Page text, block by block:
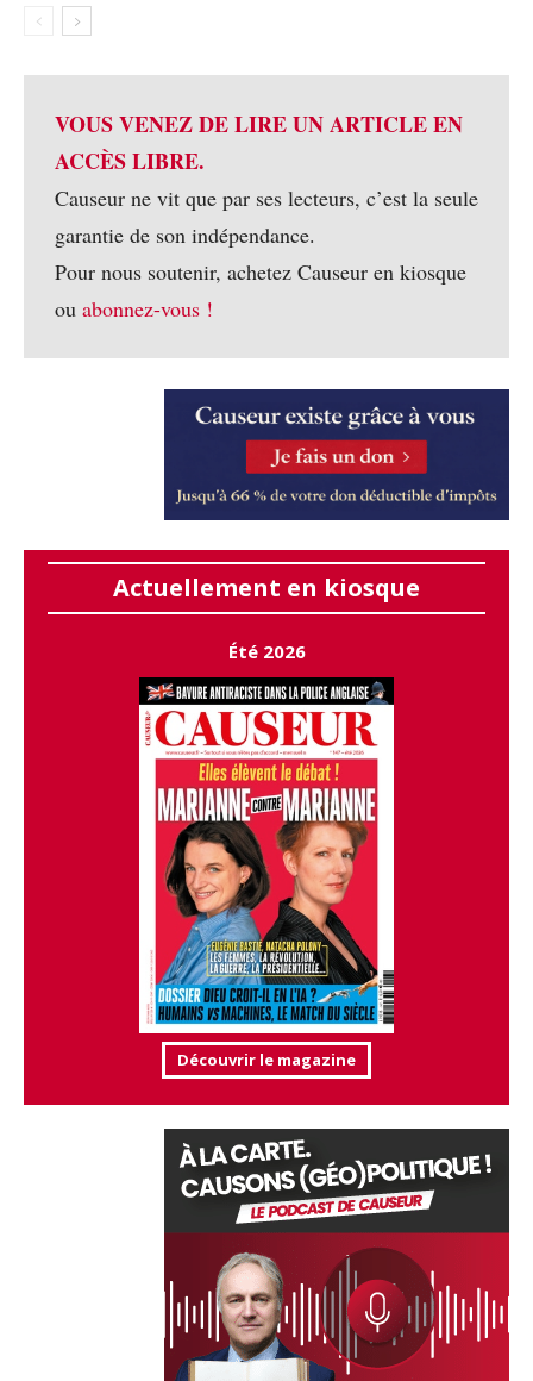
VOUS VENEZ DE LIRE UN ARTICLE EN
ACCÈS LIBRE.
Causeur ne vit que par ses lecteurs, c’est la seule
garantie de son indépendance.
Pour nous soutenir, achetez Causeur en kiosque
ou abonnez-vous !
Actuellement en kiosque
Été 2026
Découvrir le magazine